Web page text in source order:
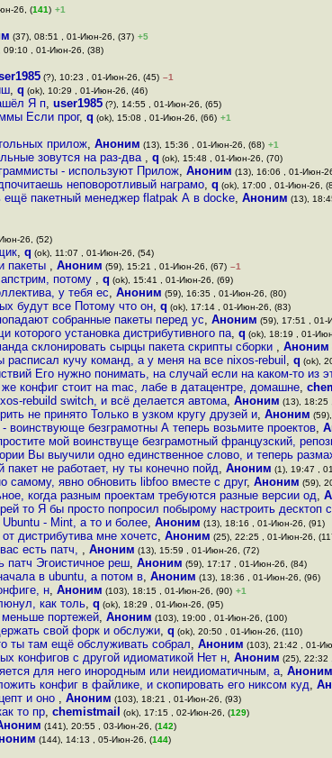
26, (141) +1
(37), 08:51 , 01-Июн-26, (37) +5
09:10 , 01-Июн-26, (38)
(?), 10:23 , 01-Июн-26, (45) –1
, q (ok), 10:29 , 01-Июн-26, (46)
Я п, user1985 (?), 14:55 , 01-Июн-26, (65)
Если прог, q (ok), 15:08 , 01-Июн-26, (66) +1
прилож, Аноним (13), 15:36 , 01-Июн-26, (68) +1
зовутся на раз-два , q (ok), 15:48 , 01-Июн-26, (70)
- используют Прилож, Аноним (13), 16:06 , 01-Июн-
неповоротливый награмо, q (ok), 17:00 , 01-Июн-26,
ещё пакетный менеджер flatpak А в docke, Аноним (13),
26, (52)
, q (ok), 11:07 , 01-Июн-26, (54)
пакеты , Аноним (59), 15:21 , 01-Июн-26, (67) –1
потому , q (ok), 15:41 , 01-Июн-26, (69)
у тебя ес, Аноним (59), 16:35 , 01-Июн-26, (80)
будут все Потому что он, q (ok), 17:14 , 01-Июн-26, (83)
собранные пакеты перед ус, Аноним (59), 17:51 , 01-
установка дистрибутивного па, q (ok), 18:19 , 01-
склонировать сырцы пакета скрипты сборки , Аноним
расписал кучу команд, а у меня на все nixos-rebuil , q (ok),
Его нужно понимать, на случай если на каком-то из
конфиг стоит на mac, лабе в датацентре, домашне,
rebuild switch, и всё делается автома, Аноним (13), 18:25
не принято Только в узком кругу друзей и, Аноним
безграмотны А теперь возьмите проектов,
мой воинствуще безграмотный французский,
Вы выучили одно единственное слово, и теперь
не работает, ну ты конечно пойд, Аноним (1), 19:47 ,
самому, явно обновить libfoo вместе с друг, Аноним (59),
когда разным проектам требуются разные версии од,
то Я бы просто попросил побырому настроить десктоп с
- Mint, а то и более, Аноним (13), 18:16 , 01-Июн-26, (91)
дистрибутива мне хочетс, Аноним (25), 22:25 , 01-Июн-26,
есть патч, , Аноним (13), 15:59 , 01-Июн-26, (72)
патч Эгоистичное реш, Аноним (59), 17:17 , 01-Июн-26, (84)
в ubuntu, а потом в, Аноним (13), 18:36 , 01-Июн-26, (96)
н, Аноним (103), 18:15 , 01-Июн-26, (90) +1
как толь, q (ok), 18:29 , 01-Июн-26, (95)
портежей, Аноним (103), 19:00 , 01-Июн-26, (100)
свой форк и обслужи, q (ok), 20:50 , 01-Июн-26, (110)
ты там ещё обслуживать собрал, Аноним (103), 21:42 , 01-
конфигов с другой идиоматикой Нет н, Аноним (25), 22:32
для него инородным или неидиоматичным, а, Аноним
конфиг в файлике, и скопировать его никсом куд,
и оно , Аноним (103), 18:21 , 01-Июн-26, (93)
то пр, chemistmail (ok), 17:15 , 02-Июн-26, (129)
(141), 20:55 , 03-Июн-26, (142)
(144), 14:13 , 05-Июн-26, (144)